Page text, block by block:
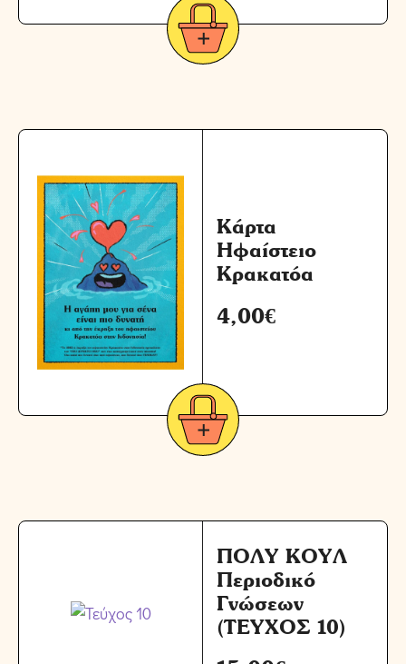
Κάρτα
Ηφαίστειο
Κρακατόα
4,00€
ΠΟΛΥ ΚΟΥΛ
Περιοδικό
Γνώσεων
(ΤΕΥΧΟΣ 10)